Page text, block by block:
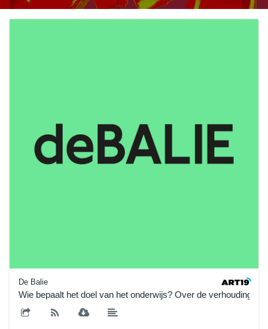
De Balie
Wie bepaalt het doel van het onderwijs? Over de verhouding